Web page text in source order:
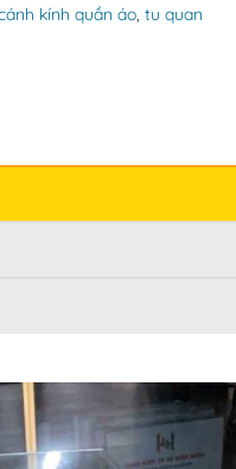
kính quần áo, tu quan